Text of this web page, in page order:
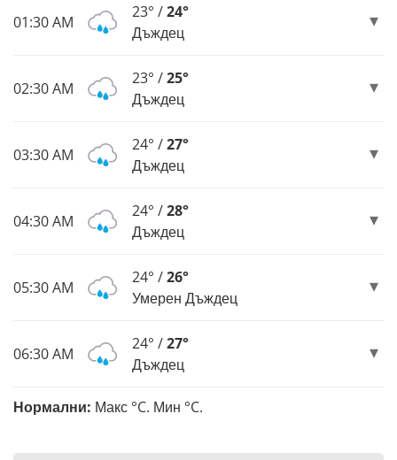
01:30 AM
23° /24°
Дъждец
02:30 AM
23° /25°
Дъждец
03:30 AM
24° /27°
Дъждец
04:30 AM
24° /28°
Дъждец
05:30 AM
24° /26°
Умерен Дъждец
06:30 AM
24° /27°
Дъждец
Нормални: Макс °C. Мин °C.